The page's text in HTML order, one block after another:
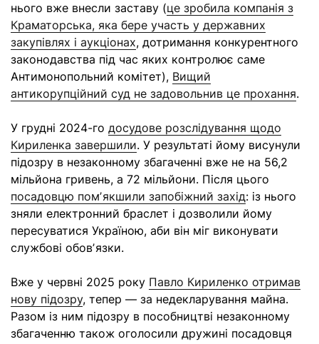
нього вже внесли заставу (це зробила компанія з
Краматорська, яка бере участь у державних
закупівлях і аукціонах, дотримання конкурентного
законодавства під час яких контролює саме
Антимонопольний комітет), Вищий
антикорупційний суд не задовольнив це прохання.
У грудні 2024-го досудове розслідування щодо
Кириленка завершили. У результаті йому висунули
підозру в незаконному збагаченні вже не на 56,2
мільйона гривень, а 72 мільйони. Після цього
посадовцю помʼякшили запобіжний захід: із нього
зняли електронний браслет і дозволили йому
пересуватися Україною, аби він міг виконувати
службові обовʼязки.
Вже у червні 2025 року Павло Кириленко отримав
нову підозру, тепер — за недекларування майна.
Разом із ним підозру в пособництві незаконному
збагаченню також оголосили дружині посадовця